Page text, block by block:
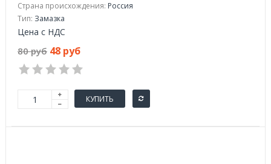
Страна происхождения: Россия
Тип: Замазка
Цена с НДС
80 руб 48 руб
КУПИТЬ